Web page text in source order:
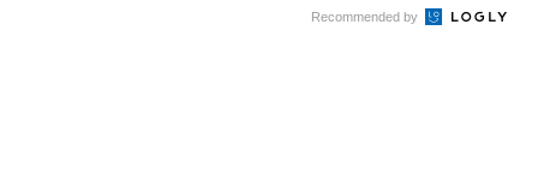
Recommended by